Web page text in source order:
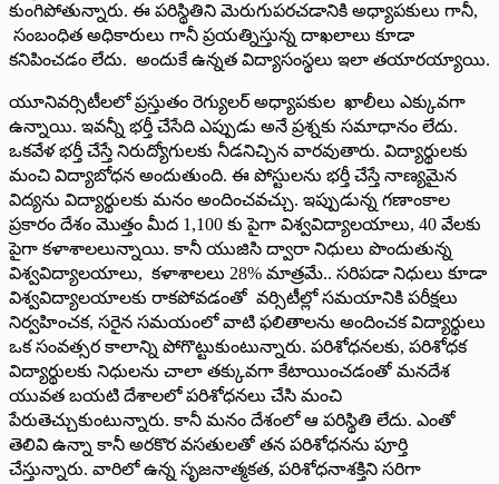
కుంగిపోతున్నారు. ఈ పరిస్థితిని మెరుగుపరచడానికి అధ్యాపకులు గానీ,
సంబంధిత అధికారులు గానీ ప్రయత్నిస్తున్న దాఖలాలు కూడా
కనిపించడం లేదు. అందుకే ఉన్నత విద్యాసంస్థలు ఇలా తయారయ్యాయి.
యూనివర్సిటీలలో ప్రస్తుతం రెగ్యులర్‌ అధ్యాపకుల ఖాలీలు ఎక్కువగా
ఉన్నాయి. ఇవన్నీ భర్తీ చేసేది ఎప్పుడు అనే ప్రశ్నకు సమాధానం లేదు.
ఒకవేళ భర్తీ చేస్తే నిరుద్యోగులకు నీడనిచ్చిన వారవుతారు. విద్యార్థులకు
మంచి విద్యాబోధన అందుతుంది. ఈ పోస్టులను భర్తీ చేస్తే నాణ్యమైన
విద్యను విద్యార్థులకు మనం అందించవచ్చు. ఇప్పుడున్న గణాంకాల
ప్రకారం దేశం మొత్తం మీద 1,100 కు పైగా విశ్వవిద్యాలయాలు, 40 వేలకు
పైగా కళాశాలలున్నాయి. కానీ యుజిసి ద్వారా నిధులు పొందుతున్న
విశ్వవిద్యాలయాలు, కళాశాలలు 28% మాత్రమే.. సరిపడా నిధులు కూడా
విశ్వవిద్యాలయాలకు రాకపోవడంతో వర్సిటీల్లో సమయానికి పరీక్షలు
నిర్వహించక, సరైన సమయంలో వాటి ఫలితాలను అందించక విద్యార్థులు
ఒక సంవత్సర కాలాన్ని పోగొట్టుకుంటున్నారు. పరిశోధనలకు, పరిశోధక
విద్యార్థులకు నిధులను చాలా తక్కువగా కేటాయించడంతో మనదేశ
యువత బయటి దేశాలలో పరిశోధనలు చేసి మంచి
పేరుతెచ్చుకుంటున్నారు. కానీ మనం దేశంలో ఆ పరిస్థితి లేదు. ఎంతో
తెలివి ఉన్నా కానీ అరకొర వసతులతో తన పరిశోధనను పూర్తి
చేస్తున్నారు. వారిలో ఉన్న సృజనాత్మకత, పరిశోధనాశక్తిని సరిగా